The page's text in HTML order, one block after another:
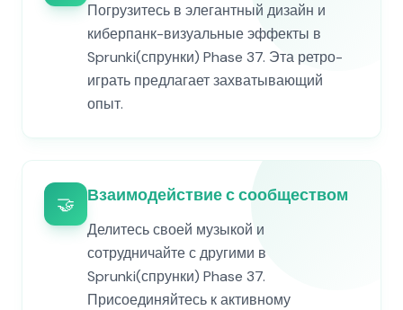
Погрузитесь в элегантный дизайн и
киберпанк-визуальные эффекты в
Sprunki(спрунки) Phase 37. Эта ретро-
играть предлагает захватывающий
опыт.
🤝 Взаимодействие с сообществом
Делитесь своей музыкой и
сотрудничайте с другими в
Sprunki(спрунки) Phase 37.
Присоединяйтесь к активному